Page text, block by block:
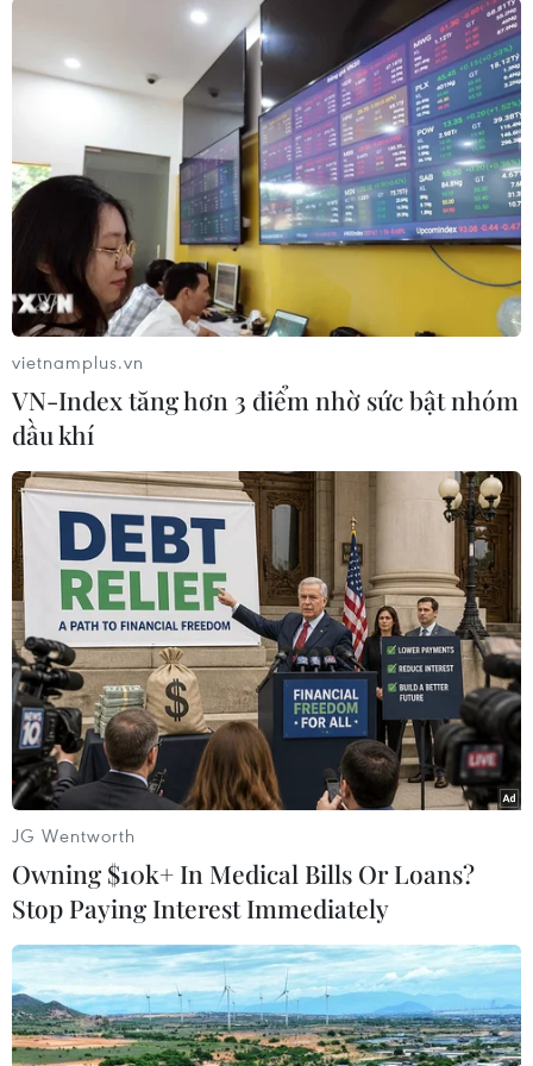
Lang, Đại Tân nói riêng; là tiền đề để triển khai
kết nối quy hoạch hạ tầng chặt chẽ, đồng bộ;
nâng cao chất lượng công tác thu hút đầu tư;
cùng nghiên cứu xây dựng các cơ chế chính
sách phù hợp, mang tới những điều kiện thuận
lợi mới cho hoạt động giao thương, du lịch và
giao lưu nhân dân./.
Thống nhất thí điểm thời
gian mở cửa khẩu Bắc
Luân 2 từ ngày 1/9
Móng Cái (Quảng Ninh) và Đông
Hưng (Trung Quốc) thống nhất
thông quan cả ngày lễ, ngày nghỉ
thứ Bảy và Chủ nhật (trừ ngày Tết)
trong thời gian 3 tháng để đánh
giá hiệu quả.
(TTXVN/Vietnam+)
vietnamplus.vn
VN-Index tăng hơn 3 điểm nhờ sức bật nhóm
dầu khí
JG Wentworth
Owning $10k+ In Medical Bills Or Loans?
Stop Paying Interest Immediately